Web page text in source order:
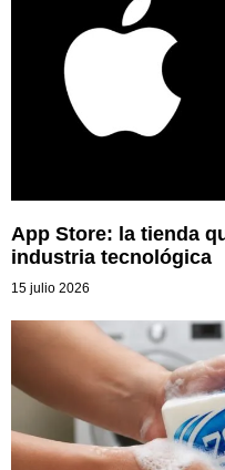
App Store: la tienda
industria tecnológica
15 julio 2026